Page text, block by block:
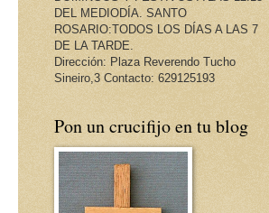
DEL MEDIODÍA. SANTO
ROSARIO:TODOS LOS DÍAS A LAS 7
DE LA TARDE.
Dirección: Plaza Reverendo Tucho
Sineiro,3 Contacto: 629125193
Pon un crucifijo en tu blog